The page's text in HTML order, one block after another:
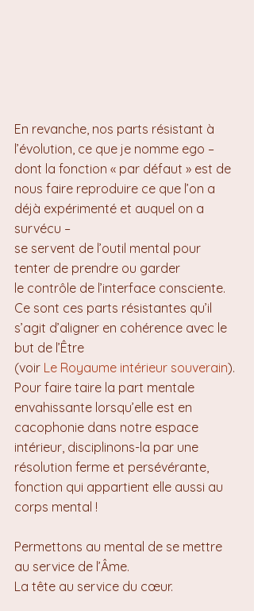
En revanche, nos parts résistant à
l’évolution, ce que je nomme ego –
dont la fonction « par défaut » est de
nous faire reproduire ce que l’on a
déjà expérimenté et auquel on a
survécu –
se servent de l’outil mental pour
tenter de prendre ou garder
le contrôle de l’interface consciente.
Ce sont ces parts résistantes qu’il
s’agit d’aligner en cohérence avec le
but de l’Être
(voir Le Royaume intérieur souverain).
Pour faire taire la part mentale
envahissante lorsqu’elle est en
cacophonie dans notre espace
intérieur, disciplinons-la par une
résolution ferme et persévérante,
fonction qui appartient elle aussi au
corps mental !
Permettons au mental de se mettre
au service de l’Âme.
La tête au service du cœur.